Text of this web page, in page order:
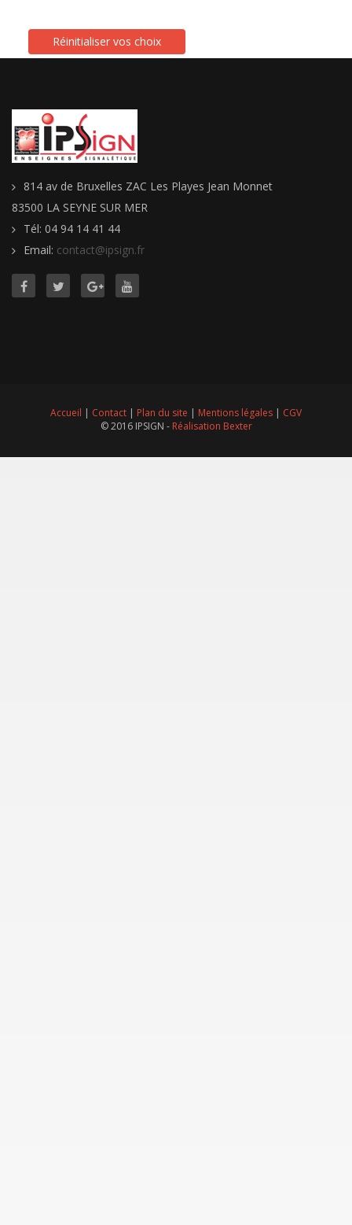
814 av de Bruxelles ZAC Les Playes Jean Monnet
83500 LA SEYNE SUR MER
Tél: 04 94 14 41 44
Email: contact@ipsign.fr
Accueil | Contact | Plan du site | Mentions légales | CGV
© 2016 IPSIGN - Réalisation Bexter